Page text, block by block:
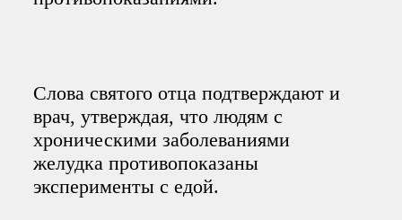
Слова святого отца подтверждают и
врач, утверждая, что людям с
хроническими заболеваниями
желудка противопоказаны
эксперименты с едой.